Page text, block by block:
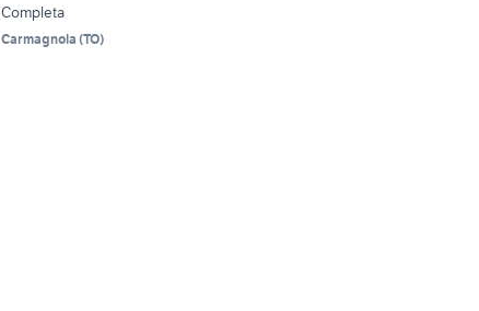
Completa
Carmagnola (TO)